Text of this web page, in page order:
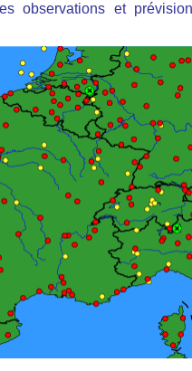
observations et